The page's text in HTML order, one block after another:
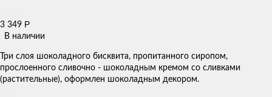
3 349 Р
В наличии
Три слоя шоколадного бисквита, пропитанного сиропом,
прослоенного сливочно - шоколадным кремом со сливками
(растительные), оформлен шоколадным декором.